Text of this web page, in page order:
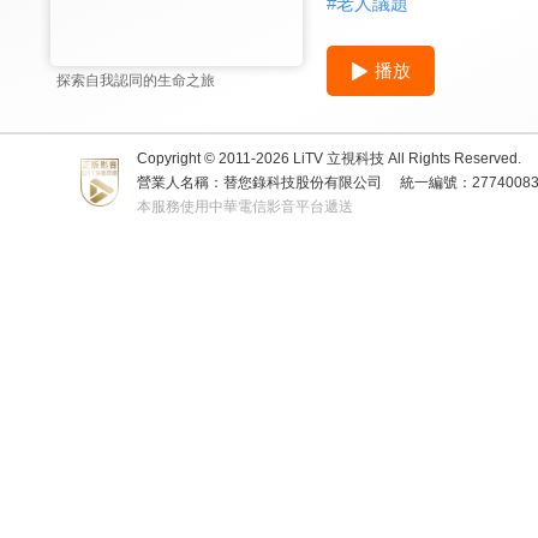
探索自我認同的生命之旅
播放
Copyright © 2011-2026 LiTV 立視科技 All Rights Reserved.
營業人名稱：替您錄科技股份有限公司
統一編號：
本服務使用中華電信影音平台遞送